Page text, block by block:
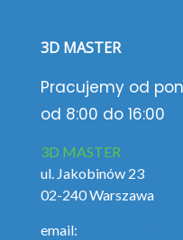
3D MASTER
Pracujemy od
od 8:00 do 16:00
3D MASTER
ul. Jakobinów 23
02-240 Warszawa
email: